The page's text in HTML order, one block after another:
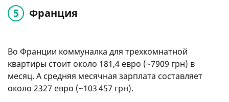
Франция
Во Франции коммуналка для трехкомнатной
квартиры стоит около 181,4 евро (~7909 грн) в
месяц. А средняя месячная зарплата составляет
около 2327 евро (~103 457 грн).